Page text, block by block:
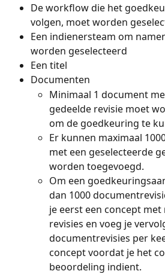
De workflow die het
volgen, moet worden
Een indienersteam om
worden geselecteerd
Een titel
Documenten
Minimaal 1 document
gedeelde revisie moet
om de goedkeuring te
Er kunnen maximaal
met een geselecteerde
worden toegevoegd.
Om een
dan 1000
je eerst een concept met
revisies en voeg je
documentrevisies per
concept voordat je het
beoordeling indient.